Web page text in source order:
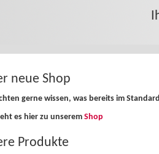
neue Shop
gerne wissen, was bereits im
es hier zu unserem Shop
Produkte